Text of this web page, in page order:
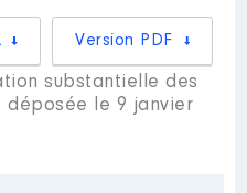
Version PDF
substantielle des
le 9 janvier